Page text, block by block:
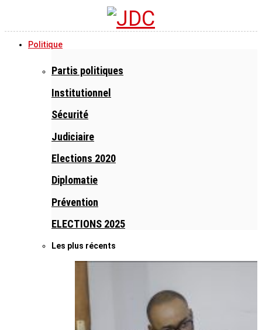
Politique
Partis politiques
Institutionnel
Sécurité
Judiciaire
Elections 2020
Diplomatie
Prévention
ELECTIONS 2025
Les plus récents